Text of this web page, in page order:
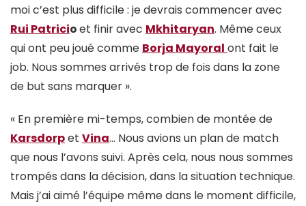
moi c’est plus difficile : je devrais commencer avec
Rui Patricioet finir avec Mkhitaryan. Même ceux
qui ont peu joué comme Borja Mayoral ont fait le
job. Nous sommes arrivés trop de fois dans la zone
de but sans marquer ».
« En première mi-temps, combien de montée de
Karsdorpet Vina… Nous avions un plan de match
que nous l’avons suivi. Après cela, nous nous sommes
trompés dans la décision, dans la situation technique.
Mais j’ai aimé l’équipe même dans le moment difficile,